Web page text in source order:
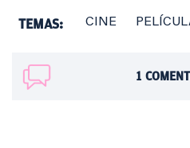
TEMAS: CINE
1